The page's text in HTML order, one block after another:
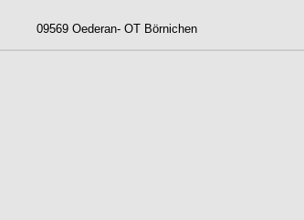
09569 Oederan- OT Börnichen